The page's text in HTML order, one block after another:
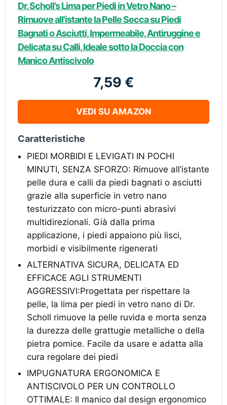
Dr. Scholl’s Lima per Piedi in Vetro Nano –
Rimuove all'istante la Pelle Secca su Piedi
Bagnati o Asciutti, Impermeabile, Antiruggine e
Delicata su Calli, Ideale sotto la Doccia con
Manico Antiscivolo
7,59 €
VEDI SU AMAZON
Caratteristiche
PIEDI MORBIDI E LEVIGATI IN POCHI
MINUTI, SENZA SFORZO: Rimuove all’istante
pelle dura e calli da piedi bagnati o asciutti
grazie alla superficie in vetro nano
testurizzato con micro-punti abrasivi
multidirezionali. Già dalla prima
applicazione, i piedi appaiono più lisci,
morbidi e visibilmente rigenerati
ALTERNATIVA SICURA, DELICATA ED
EFFICACE AGLI STRUMENTI
AGGRESSIVI:Progettata per rispettare la
pelle, la lima per piedi in vetro nano di Dr.
Scholl rimuove la pelle ruvida e morta senza
la durezza delle grattugie metalliche o della
pietra pomice. Facile da usare e adatta alla
cura regolare dei piedi
IMPUGNATURA ERGONOMICA E
ANTISCIVOLO PER UN CONTROLLO
OTTIMALE: Il manico dal design ergonomico